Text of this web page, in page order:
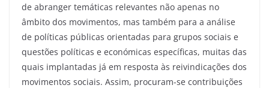
de abranger temáticas relevantes não apenas no
âmbito dos movimentos, mas também para a análise
de políticas públicas orientadas para grupos sociais e
questões políticas e económicas específicas, muitas das
quais implantadas já em resposta às reivindicações dos
movimentos sociais. Assim, procuram-se contribuições